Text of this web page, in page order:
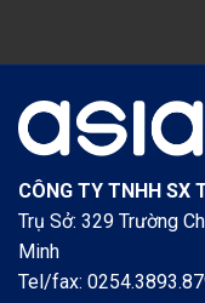
CÔNG TY TNHH SX
Trụ Sở: 329 Trường
Minh
Tel/fax: